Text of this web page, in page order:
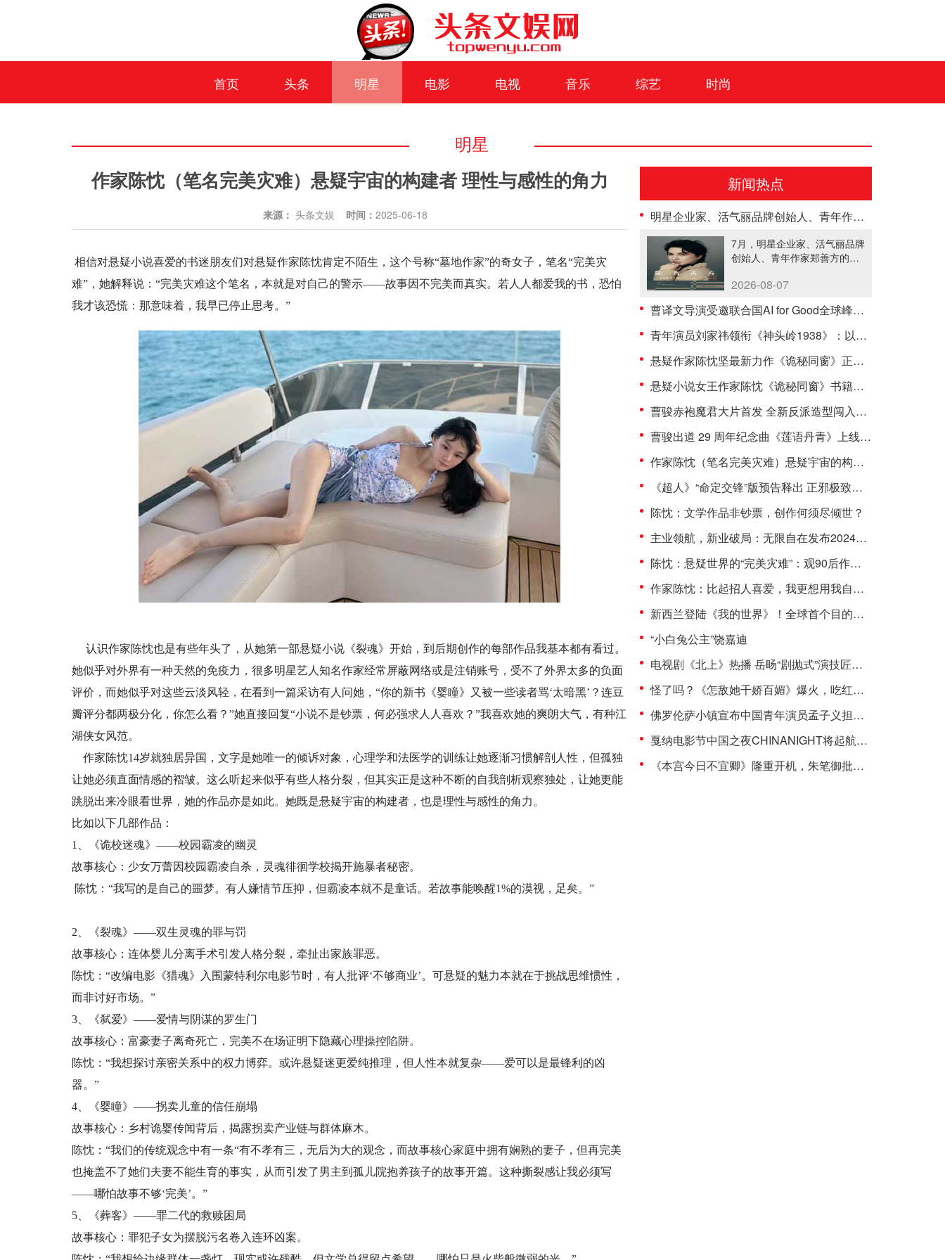
首页 头条 明星 电影 电视 音乐 综艺 时尚
明星
作家陈忱（笔名完美灾难）悬疑宇宙的构建者 理性与感性的角力
来源： 头条文娱 时间： 2025-06-18
相信对悬疑小说喜爱的书迷朋友们对悬疑作家陈忱肯定不陌生，这个号称“墓地作家”的奇女子，笔名“完美灾
难”，她解释说：“完美灾难这个笔名，本就是对自己的警示——故事因不完美而真实。若人人都爱我的书，恐怕
我才该恐慌：那意味着，我早已停止思考。”
认识作家陈忱也是有些年头了，从她第一部悬疑小说《裂魂》开始，到后期创作的每部作品我基本都有看过。
她似乎对外界有一种天然的免疫力，很多明星艺人知名作家经常屏蔽网络或是注销账号，受不了外界太多的负面
评价，而她似乎对这些云淡风轻，在看到一篇采访有人问她，“你的新书《婴瞳》又被一些读者骂‘太暗黑’？连豆
瓣评分都两极分化，你怎么看？”她直接回复“小说不是钞票，何必强求人人喜欢？”我喜欢她的爽朗大气，有种江
湖侠女风范。
作家陈忱14岁就独居异国，文字是她唯一的倾诉对象，心理学和法医学的训练让她逐渐习惯解剖人性，但孤独
让她必须直面情感的褶皱。这么听起来似乎有些人格分裂，但其实正是这种不断的自我剖析观察独处，让她更能
跳脱出来冷眼看世界，她的作品亦是如此。她既是悬疑宇宙的构建者，也是理性与感性的角力。
比如以下几部作品：
1、《诡校迷魂》——校园霸凌的幽灵
故事核心：少女万蕾因校园霸凌自杀，灵魂徘徊学校揭开施暴者秘密。
陈忱：“我写的是自己的噩梦。有人嫌情节压抑，但霸凌本就不是童话。若故事能唤醒1%的漠视，足矣。”
2、《裂魂》——双生灵魂的罪与罚
故事核心：连体婴儿分离手术引发人格分裂，牵扯出家族罪恶。
陈忱：“改编电影《猎魂》入围蒙特利尔电影节时，有人批评‘不够商业’。可悬疑的魅力本就在于挑战思维惯性，
而非讨好市场。”
3、《弑爱》——爱情与阴谋的罗生门
故事核心：富豪妻子离奇死亡，完美不在场证明下隐藏心理操控陷阱。
陈忱：“我想探讨亲密关系中的权力博弈。或许悬疑迷更爱纯推理，但人性本就复杂——爱可以是最锋利的凶
器。”
4、《婴瞳》——拐卖儿童的信任崩塌
故事核心：乡村诡婴传闻背后，揭露拐卖产业链与群体麻木。
陈忱：“我们的传统观念中有一条“有不孝有三，无后为大的观念，而故事核心家庭中拥有娴熟的妻子，但再完美
也掩盖不了她们夫妻不能生育的事实，从而引发了男主到孤儿院抱养孩子的故事开篇。这种撕裂感让我必须写
——哪怕故事不够‘完美’。”
5、《葬客》——罪二代的救赎困局
故事核心：罪犯子女为摆脱污名卷入连环凶案。
新闻热点
明星企业家、活气丽品牌创始人、青年作家郑善方首部自传发布， 书写跨界创业者的成长答卷
7月，明星企业家、活气丽品牌
创始人、青年作家郑善方的首
2026-08-07
曹译文导演受邀联合国AI for Good全球峰会 以AI影像传递向善力量
青年演员刘家祎领衔《神头岭1938》：以青春之热血，铸民族之脊梁
悬疑作家陈忱坚最新力作《诡秘同窗》正式出版 为悬疑文学市场注入全新活力
悬疑小说女王作家陈忱《诡秘同窗》书籍刊印 解密精彩看点
曹骏赤袍魔君大片首发 全新反派造型闯入Ai赛道
曹骏出道 29 周年纪念曲《莲语丹青》上线：古韵诉坚守，侠气赴前路
作家陈忱（笔名完美灾难）悬疑宇宙的构建者 理性与感性的角力
《超人》“命定交锋”版预告释出 正邪极致对抗 7月11日银幕巨献
陈忱：文学作品非钞票，创作何须尽倾世？
主业领航，新业破局：无限自在发布2024年报 共筑发展新高度
陈忱：悬疑世界的“完美灾难”：观90后作家的文学突围
作家陈忱：比起招人喜爱，我更想用我自己的方式去表达
新西兰登陆《我的世界》！全球首个目的地游戏模组震撼上线
“小白兔公主”饶嘉迪
电视剧《北上》热播 岳旸“剧抛式”演技匠心诠释运河人生
怪了吗？《怎敌她千娇百媚》爆火，吃红利的竟是“镶边公主”饶嘉迪！
佛罗伦萨小镇宣布中国青年演员孟子义担任品牌代言人
戛纳电影节中国之夜CHINANIGHT将起航，以影为媒推动文旅新发展
《本宫今日不宜卿》隆重开机，朱笔御批引爆朝堂暗战